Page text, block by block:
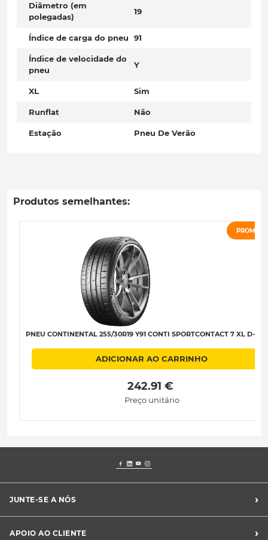
Diâmetro (em
polegadas)
19
Índice de carga do pneu 91
Índice de velocidade do
pneu
Y
XL Sim
Runflat Não
Estação Pneu De Verão
Produtos semelhantes:
PNEU CONTINENTAL 255/30R19 Y91 CONTI SPORTCONTACT 7 XL D-A-
ADICIONAR AO CARRINHO
242.91 €
Preço unitário
JUNTE-SE A NÓS ›
Franchising Midas
APOIO AO CLIENTE ›